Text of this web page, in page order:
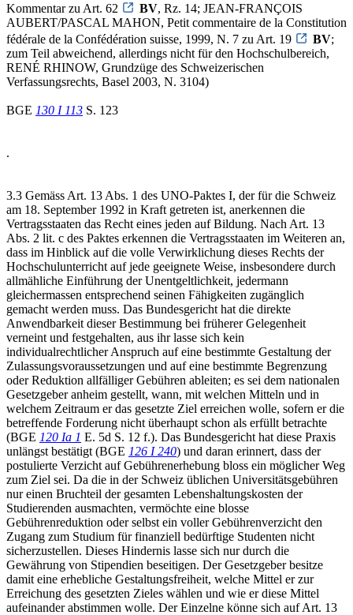
Kommentar zu Art. 62
BV, Rz. 14; JEAN-FRANÇOIS
AUBERT/PASCAL MAHON, Petit commentaire de la Constitution
fédérale de la Confédération suisse, 1999, N. 7 zu Art. 19
BV;
zum Teil abweichend, allerdings nicht für den Hochschulbereich,
RENÉ RHINOW, Grundzüge des Schweizerischen
Verfassungsrechts, Basel 2003, N. 3104)
BGE 130 I 113 S. 123
.
3.3 Gemäss Art. 13 Abs. 1 des UNO-Paktes I, der für die Schweiz
am 18. September 1992 in Kraft getreten ist, anerkennen die
Vertragsstaaten das Recht eines jeden auf Bildung. Nach Art. 13
Abs. 2 lit. c des Paktes erkennen die Vertragsstaaten im Weiteren an,
dass im Hinblick auf die volle Verwirklichung dieses Rechts der
Hochschulunterricht auf jede geeignete Weise, insbesondere durch
allmähliche Einführung der Unentgeltlichkeit, jedermann
gleichermassen entsprechend seinen Fähigkeiten zugänglich
gemacht werden muss. Das Bundesgericht hat die direkte
Anwendbarkeit dieser Bestimmung bei früherer Gelegenheit
verneint und festgehalten, aus ihr lasse sich kein
individualrechtlicher Anspruch auf eine bestimmte Gestaltung der
Zulassungsvoraussetzungen und auf eine bestimmte Begrenzung
oder Reduktion allfälliger Gebühren ableiten; es sei dem nationalen
Gesetzgeber anheim gestellt, wann, mit welchen Mitteln und in
welchem Zeitraum er das gesetzte Ziel erreichen wolle, sofern er die
betreffende Forderung nicht überhaupt schon als erfüllt betrachte
(BGE 120 Ia 1 E. 5d S. 12 f.). Das Bundesgericht hat diese Praxis
unlängst bestätigt (BGE 126 I 240) und daran erinnert, dass der
postulierte Verzicht auf Gebührenerhebung bloss ein möglicher Weg
zum Ziel sei. Da die in der Schweiz üblichen Universitätsgebühren
nur einen Bruchteil der gesamten Lebenshaltungskosten der
Studierenden ausmachten, vermöchte eine blosse
Gebührenreduktion oder selbst ein voller Gebührenverzicht den
Zugang zum Studium für finanziell bedürftige Studenten nicht
sicherzustellen. Dieses Hindernis lasse sich nur durch die
Gewährung von Stipendien beseitigen. Der Gesetzgeber besitze
damit eine erhebliche Gestaltungsfreiheit, welche Mittel er zur
Erreichung des gesetzten Zieles wählen und wie er diese Mittel
aufeinander abstimmen wolle. Der Einzelne könne sich auf Art. 13